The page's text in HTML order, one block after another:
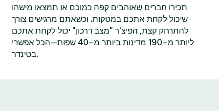
תכירו חברים שאוהבים קפה כמוכם או תמצאו מישהו
שיכול לקחת אתכם במטקות. וכשאתם מרגישים צורך
להתרחק קצת, הפיצ'ר "מצב דרכון" יכול לקחת אתכם
ליותר מ–190 מדינות ביותר מ–40 שפות—הכל אפשרי
בטינדר.